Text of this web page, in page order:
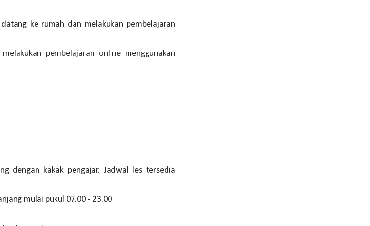
ke rumah dan melakukan pembelajaran
pembelajaran online menggunakan
dengan kakak pengajar. Jadwal les tersedia
mulai pukul 07.00 - 23.00